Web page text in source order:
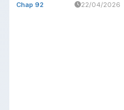
Chap 92 22/04/2026